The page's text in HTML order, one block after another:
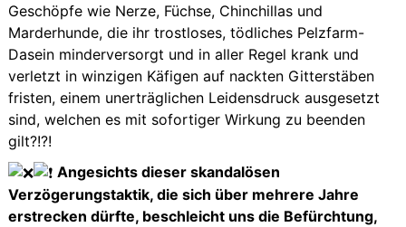
Geschöpfe wie Nerze, Füchse, Chinchillas und
Marderhunde, die ihr trostloses, tödliches Pelzfarm-
Dasein minderversorgt und in aller Regel krank und
verletzt in winzigen Käfigen auf nackten Gitterstäben
fristen, einem unerträglichen Leidensdruck ausgesetzt
sind, welchen es mit sofortiger Wirkung zu beenden
gilt?!?!
Angesichts dieser skandalösen
Verzögerungstaktik, die sich über mehrere Jahre
erstrecken dürfte, beschleicht uns die Befürchtung,